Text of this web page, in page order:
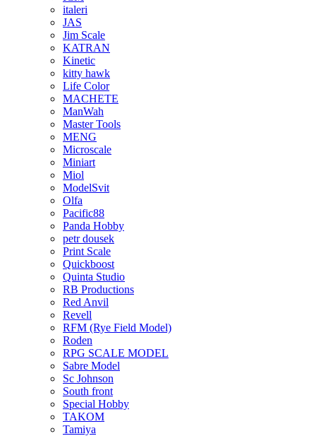
italeri
JAS
Jim Scale
KATRAN
Kinetic
kitty hawk
Life Color
MACHETE
ManWah
Master Tools
MENG
Microscale
Miniart
Miol
ModelSvit
Olfa
Pacific88
Panda Hobby
petr dousek
Print Scale
Quickboost
Quinta Studio
RB Productions
Red Anvil
Revell
RFM (Rye Field Model)
Roden
RPG SCALE MODEL
Sabre Model
Sc Johnson
South front
Special Hobby
TAKOM
Tamiya